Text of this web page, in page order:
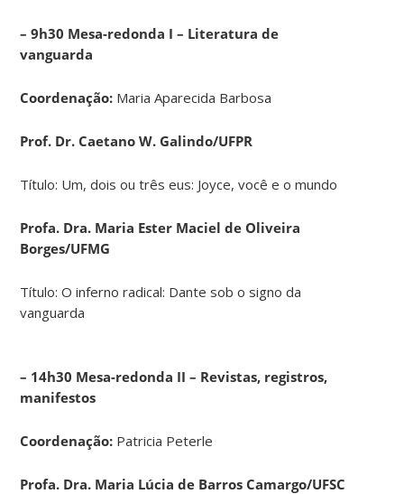
– 9h30 Mesa-redonda I – Literatura de
vanguarda
Coordenação: Maria Aparecida Barbosa
Prof. Dr. Caetano W. Galindo/UFPR
Título: Um, dois ou três eus: Joyce, você e o mundo
Profa. Dra. Maria Ester Maciel de Oliveira
Borges/UFMG
Título: O inferno radical: Dante sob o signo da
vanguarda
– 14h30 Mesa-redonda II – Revistas, registros,
manifestos
Coordenação: Patricia Peterle
Profa. Dra. Maria Lúcia de Barros Camargo/UFSC